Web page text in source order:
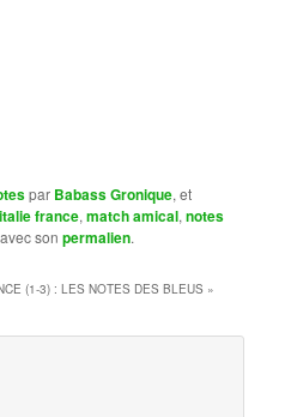
par Babass Gronique, et
italie france,match amical,notes
sonpermalien.
(1-3) : LES NOTES DES BLEUS »